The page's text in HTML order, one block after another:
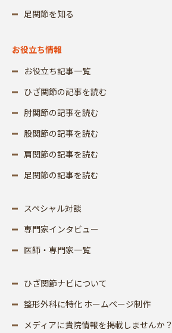
足関節を知る
お役立ち情報
お役立ち記事一覧
ひざ関節の記事を読む
肘関節の記事を読む
股関節の記事を読む
肩関節の記事を読む
足関節の記事を読む
スペシャル対談
専門家インタビュー
医師・専門家一覧
ひざ関節ナビについて
整形外科に特化 ホームページ制作
メディアに貴院情報を掲載しませんか？